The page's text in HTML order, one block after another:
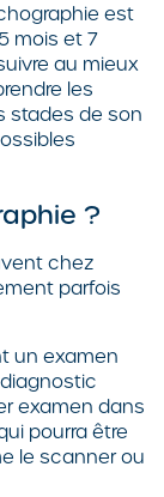
est
mois et 7
au mieux
les
stades de son
?
chez
parfois
un examen
examen dans
pourra être
le scanner ou